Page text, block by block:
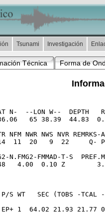
Tsunami Investigación
Técnica Forma de